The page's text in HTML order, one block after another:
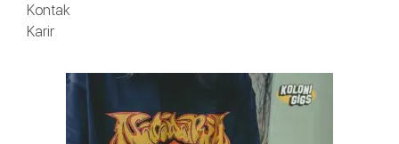
Kontak
Karir